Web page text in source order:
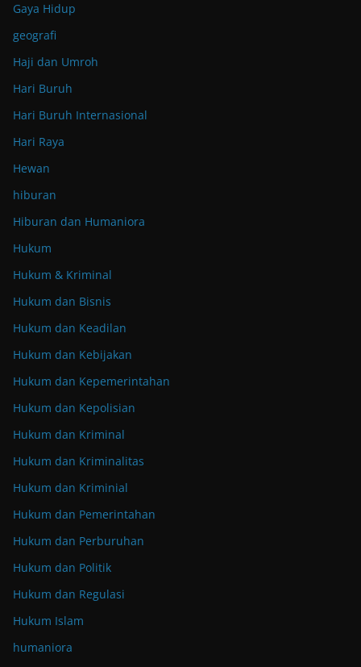
Gaya Hidup
geografi
Haji dan Umroh
Hari Buruh
Hari Buruh Internasional
Hari Raya
Hewan
hiburan
Hiburan dan Humaniora
Hukum
Hukum & Kriminal
Hukum dan Bisnis
Hukum dan Keadilan
Hukum dan Kebijakan
Hukum dan Kepemerintahan
Hukum dan Kepolisian
Hukum dan Kriminal
Hukum dan Kriminalitas
Hukum dan Kriminial
Hukum dan Pemerintahan
Hukum dan Perburuhan
Hukum dan Politik
Hukum dan Regulasi
Hukum Islam
humaniora